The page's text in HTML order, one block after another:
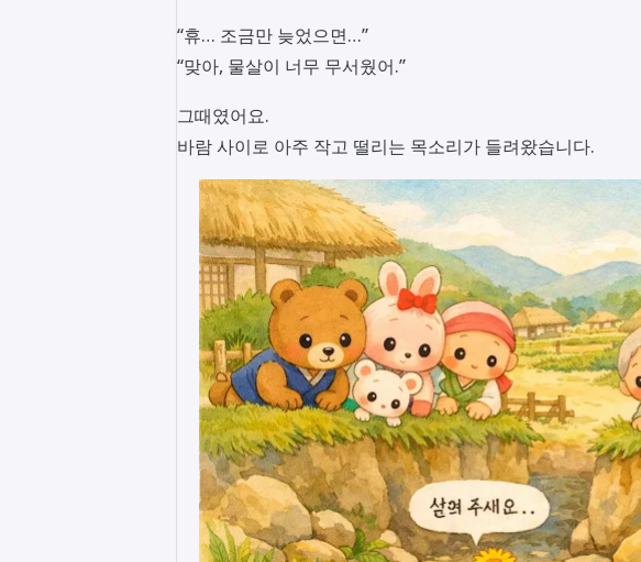
“휴… 조금만 늦었으면…”
“맞아, 물살이 너무 무서웠어.”
그때였어요.
바람 사이로 아주 작고 떨리는 목소리가 들려왔습니다.